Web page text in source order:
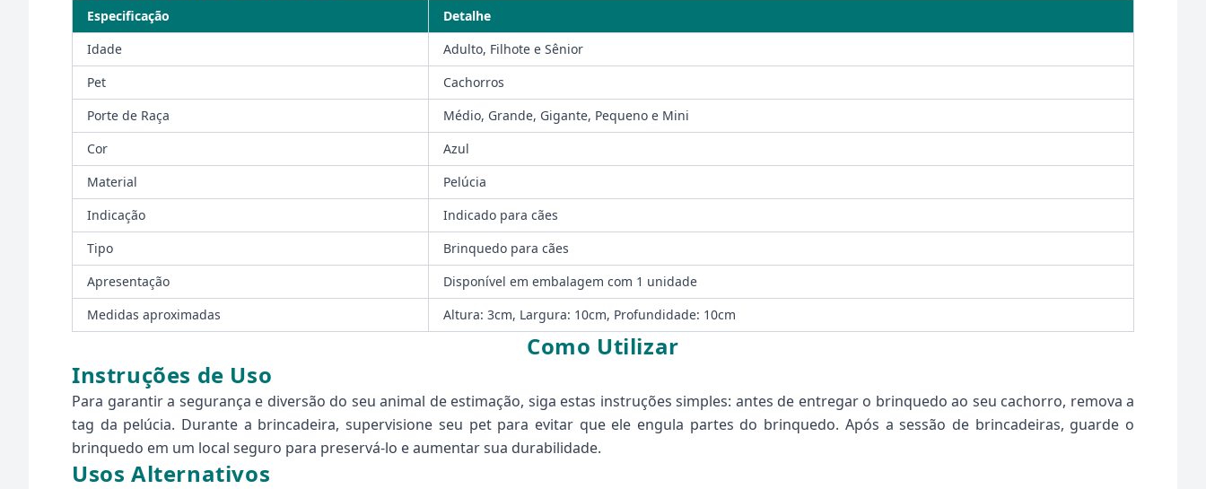
Especificação
Detalhe
Idade
Adulto, Filhote e Sênior
Pet
Cachorros
Porte de Raça
Médio, Grande, Gigante, Pequeno e Mini
Cor
Azul
Material
Pelúcia
Indicação
Indicado para cães
Tipo
Brinquedo para cães
Apresentação
Disponível em embalagem com 1 unidade
Medidas aproximadas
Altura: 3cm, Largura: 10cm, Profundidade: 10cm
Como Utilizar
Instruções de Uso
Para garantir a segurança e diversão do seu animal de estimação, siga estas instruções simples: antes de entregar o brinquedo ao seu cachorro, remova a
tag da pelúcia. Durante a brincadeira, supervisione seu pet para evitar que ele engula partes do brinquedo. Após a sessão de brincadeiras, guarde o
brinquedo em um local seguro para preservá-lo e aumentar sua durabilidade.
Usos Alternativos